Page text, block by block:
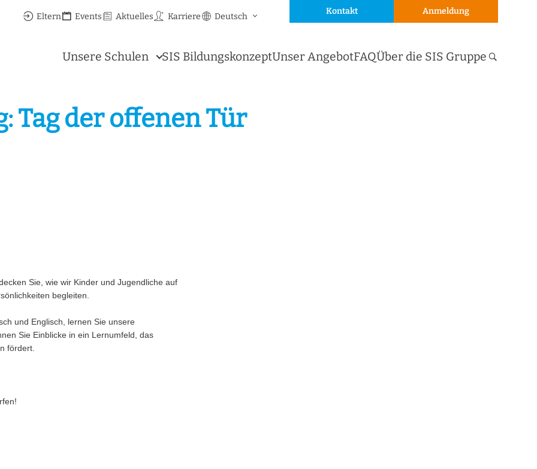
Kontakt Anmeldung
Eltern Events Aktuelles Karriere Deutsch
Unsere Schulen SIS BildungskonzeptUnser AngebotFAQÜber die SIS Gruppe
Tag der offenen Tür
Sie, wie wir Kinder und Jugendliche auf
begleiten.
und Englisch, lernen Sie unsere
Sie Einblicke in ein Lernumfeld, das
fördert.